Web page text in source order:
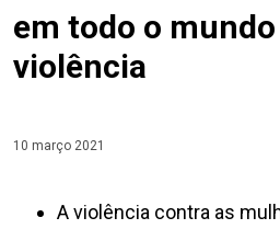
em todo o
violência
10 março 2021
A violência contra as